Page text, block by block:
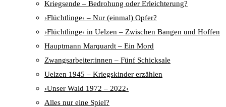
Kriegsende – Bedrohung oder Erleichterung?
›Flüchtlinge‹ – Nur (einmal) Opfer?
›Flüchtlinge‹ in Uelzen – Zwischen Bangen und Hoffen
Hauptmann Marquardt – Ein Mord
Zwangsarbeiter:innen – Fünf Schicksale
Uelzen 1945 – Kriegskinder erzählen
›Unser Wald 1972 – 2022‹
Alles nur eine Spiel?